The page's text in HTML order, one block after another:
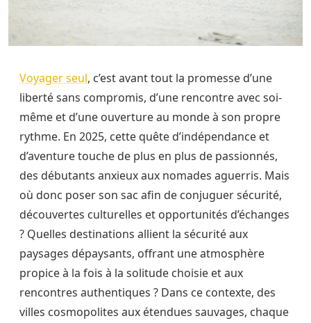
Voyager seul, c’est avant tout la promesse d’une
liberté sans compromis, d’une rencontre avec soi-
même et d’une ouverture au monde à son propre
rythme. En 2025, cette quête d’indépendance et
d’aventure touche de plus en plus de passionnés,
des débutants anxieux aux nomades aguerris. Mais
où donc poser son sac afin de conjuguer sécurité,
découvertes culturelles et opportunités d’échanges
? Quelles destinations allient la sécurité aux
paysages dépaysants, offrant une atmosphère
propice à la fois à la solitude choisie et aux
rencontres authentiques ? Dans ce contexte, des
villes cosmopolites aux étendues sauvages, chaque